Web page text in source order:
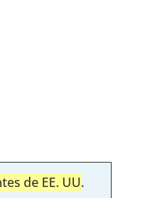
de EE. UU.